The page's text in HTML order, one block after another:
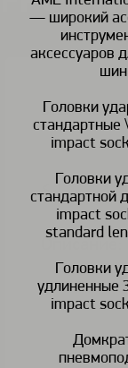
— широкий
аксессуаров
шин
Головки
стандартные
impact
Головки
стандартной
impact
standard
Головки
удлиненные
impact
В наличии
>